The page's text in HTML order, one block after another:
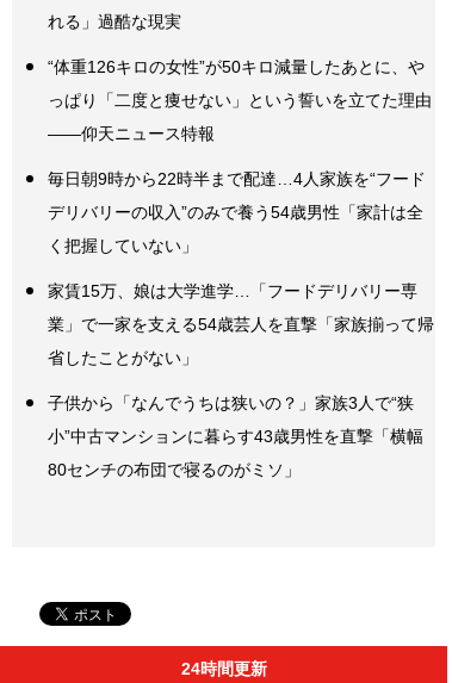
れる」過酷な現実
“体重126キロの女性”が50キロ減量したあとに、や
っぱり「二度と痩せない」という誓いを立てた理由
――仰天ニュース特報
毎日朝9時から22時半まで配達…4人家族を“フード
デリバリーの収入”のみで養う54歳男性「家計は全
く把握していない」
家賃15万、娘は大学進学…「フードデリバリー専
業」で一家を支える54歳芸人を直撃「家族揃って帰
省したことがない」
子供から「なんでうちは狭いの？」家族3人で“狭
小”中古マンションに暮らす43歳男性を直撃「横幅
80センチの布団で寝るのがミソ」
24時間更新